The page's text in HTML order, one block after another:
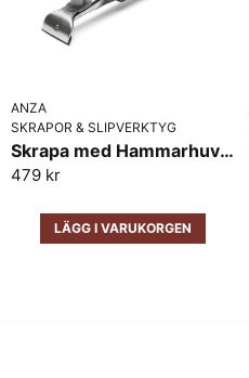
ANZA
SKRAPOR & SLIPVERKTYG
Skrapa med Hammarhuvud Anza
479 kr
LÄGG I VARUKORGEN